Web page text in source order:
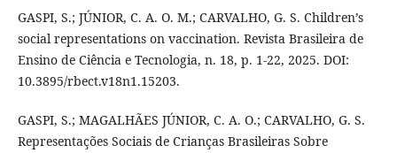
GASPI, S.; JÚNIOR, C. A. O. M.; CARVALHO, G. S. Children’s
social representations on vaccination. Revista Brasileira de
Ensino de Ciência e Tecnologia, n. 18, p. 1-22, 2025. DOI:
10.3895/rbect.v18n1.15203.
GASPI, S.; MAGALHÃES JÚNIOR, C. A. O.; CARVALHO, G. S.
Representações Sociais de Crianças Brasileiras Sobre